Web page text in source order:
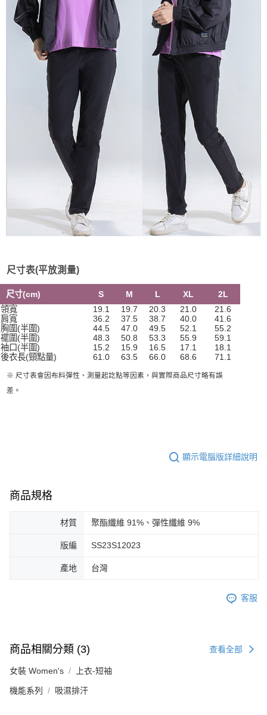
尺寸表(平放測量)
尺寸(cm) S M L XL
2L
領寬
19.1 19.7 20.3 21.0
21.6
肩寬
36.2 37.5 38.7 40.0
41.6
胸圍(半圍)
44.5 47.0 49.5 52.1
55.2
襬圍(半圍)
48.3 50.8 53.3 55.9
59.1
袖口(半圍)
15.2 15.9 16.5 17.1
18.1
後衣長(頸點量)
61.0 63.5 66.0 68.6 71.1
※ 尺寸表會因布料彈性、測量起訖點等因素，與實際商品尺寸略有誤
差。
顯示電腦版詳細說明
商品規格
材質 聚酯纖維 91%、彈性纖維 9%
版編 SS23S12023
產地 台灣
客服
商品相關分類 (3) 查看全部
女裝 Women's 上衣-短袖
機能系列 吸濕排汗